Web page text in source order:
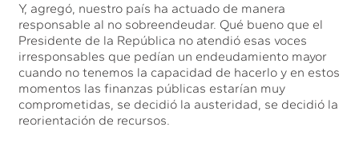
Y, agregó, nuestro país ha actuado de manera
responsable al no sobreendeudar. Qué bueno que el
Presidente de la República no atendió esas voces
irresponsables que pedían un endeudamiento mayor
cuando no tenemos la capacidad de hacerlo y en estos
momentos las finanzas públicas estarían muy
comprometidas, se decidió la austeridad, se decidió la
reorientación de recursos.